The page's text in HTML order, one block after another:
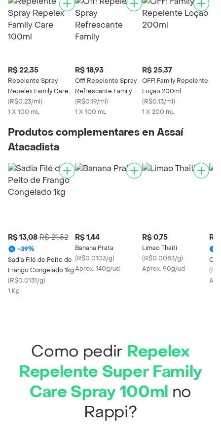
R$ 22,35
Repelente Spray
Repelex Family Care
100ml
(R$0.23/ml)
1 X 100 mL
R$ 18,93
Off! Repelente Spray
Refrescante Family
(R$0.19/ml)
1 X 100 mL
R$ 25,37
OFF! Family Repelente
Loção 200ml
(R$0.13/ml)
1 X 200 mL
Produtos complementares en Assaí
Atacadista
R$ 13,08 R$ 21,52
-39%
Sadia Filé de Peito de
Frango Congelado 1kg
(R$0.0131/g)
1 Kg
R$ 1,44
Banana Prata
(R$0.0103/g)
Aprox. 140g/ud
R$ 0,75
Limao Thaiti
(R$0.0083/g)
Aprox. 90g/ud
R$
(
Como pedir Repelex
Repelente Super Family
Care Spray 100ml no
Rappi?